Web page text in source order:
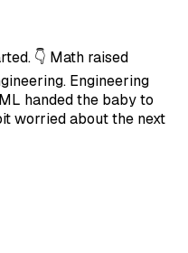
👇 Math raised
Engineering
handed the baby to
worried about the next